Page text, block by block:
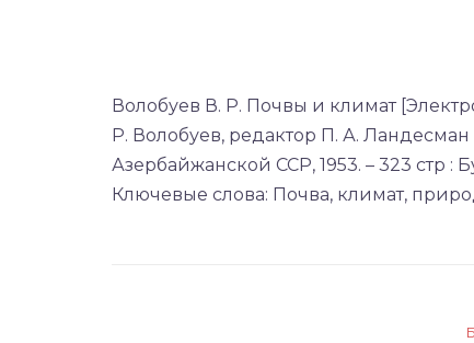
Волобуев В. Р. Почвы и климат
Р. Волобуев, редактор П. А.
Азербайжанской ССР, 1953. – 323 стр :
Ключевые слова: Почва, климат,